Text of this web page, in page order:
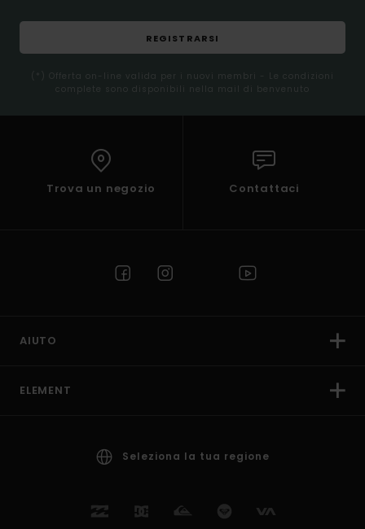
REGISTRARSI
(*) Offerta on-line valida per i nuovi membri - Le condizioni
complete sono disponibili nella mail di benvenuto
Trova un negozio Contattaci
AIUTO
ELEMENT
Seleziona la tua regione